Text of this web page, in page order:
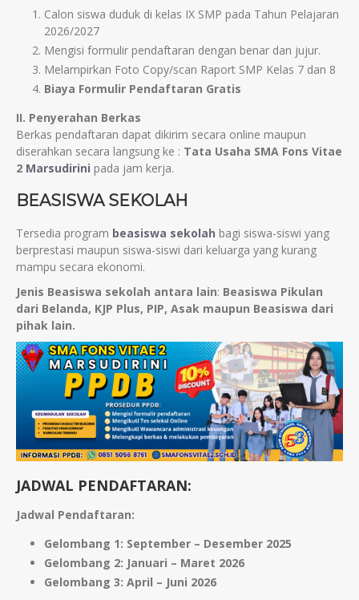
Calon siswa duduk di kelas IX SMP pada Tahun Pelajaran
2026/2027
Mengisi formulir pendaftaran dengan benar dan jujur.
Melampirkan Foto Copy/scan Raport SMP Kelas 7 dan 8
Biaya Formulir Pendaftaran Gratis
II. Penyerahan Berkas
Berkas pendaftaran dapat dikirim secara online maupun
diserahkan secara langsung ke : Tata Usaha SMA Fons Vitae
2 Marsudirini pada jam kerja.
BEASISWA SEKOLAH
Tersedia program beasiswa sekolah bagi siswa-siswi yang
berprestasi maupun siswa-siswi dari keluarga yang kurang
mampu secara ekonomi.
Jenis Beasiswa sekolah antara lain: Beasiswa Pikulan
dari Belanda, KJP Plus, PIP, Asak maupun Beasiswa dari
pihak lain.
JADWAL PENDAFTARAN:
Jadwal Pendaftaran:
Gelombang 1: September – Desember 2025
Gelombang 2: Januari – Maret 2026
Gelombang 3: April – Juni 2026